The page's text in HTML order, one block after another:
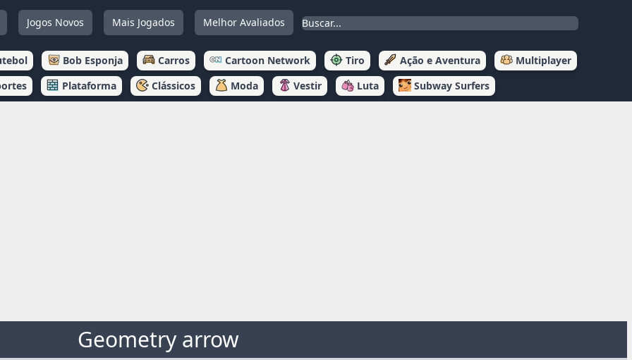
Jogos Novos Mais Jogados Melhor Avaliados
Bob Esponja Carros Cartoon Network Tiro Ação e Aventura
Multiplayer
Plataforma Clássicos Moda Vestir Luta Subway Surfers
Geometry arrow